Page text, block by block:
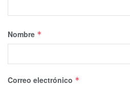
Nombre *
Correo electrónico *